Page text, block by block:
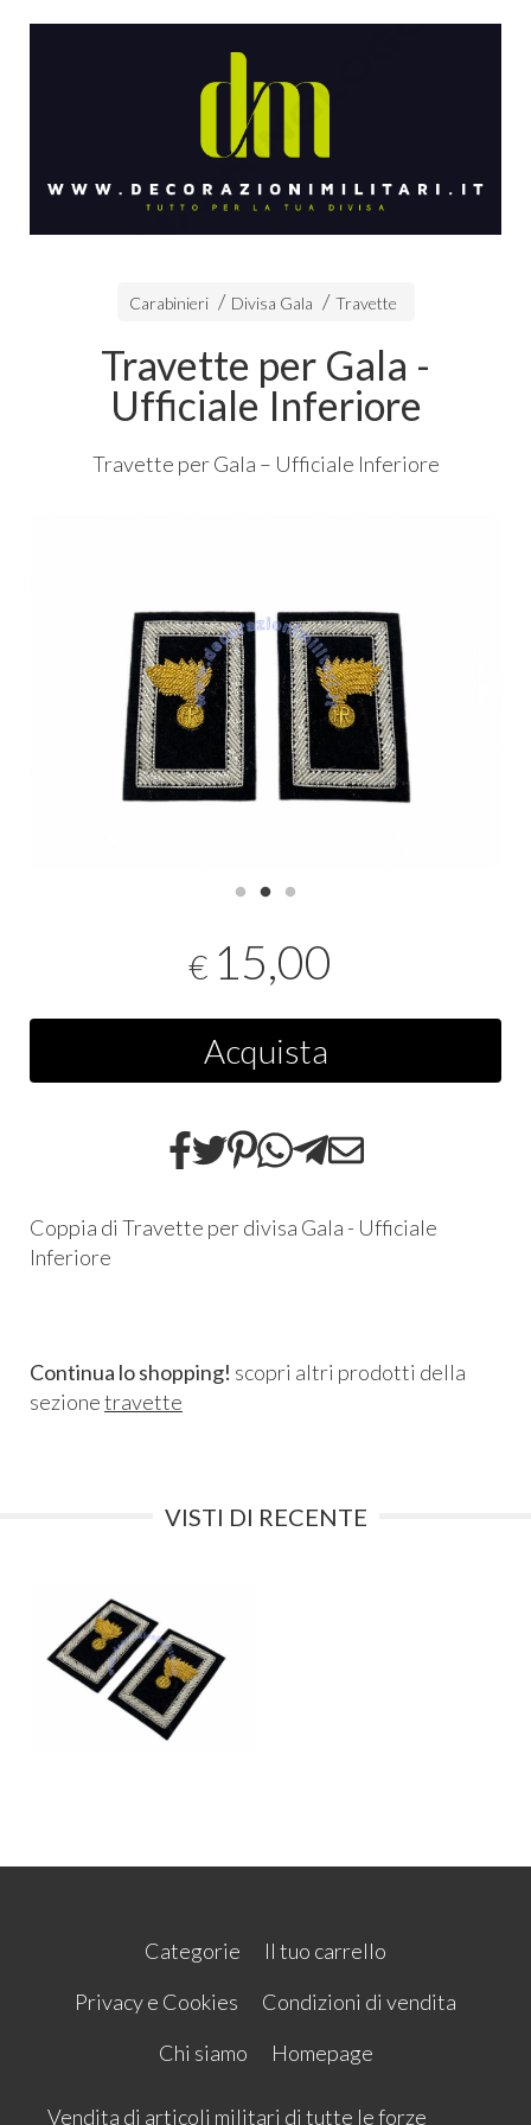
Carabinieri Divisa Gala Travette
Travette per Gala -
Ufficiale Inferiore
Travette per Gala – Ufficiale Inferiore
€ 15,00
Acquista
Coppia di Travette per divisa Gala - Ufficiale
Inferiore
Continua lo shopping! scopri altri prodotti della
sezionetravette
VISTI DI RECENTE
Categorie
Il tuo carrello
Privacy e Cookies
Condizioni di vendita
Chi siamo
Homepage
Vendita di articoli militari di tutte le forze